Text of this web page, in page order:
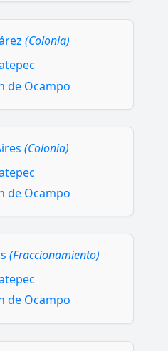
(Colonia)
de Ocampo
(Colonia)
de Ocampo
(Fraccionamiento)
de Ocampo